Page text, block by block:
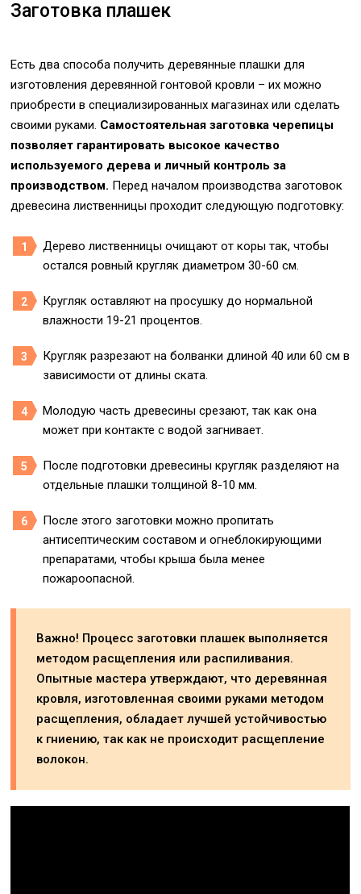
Заготовка плашек
Есть два способа получить деревянные плашки для
изготовления деревянной гонтовой кровли – их можно
приобрести в специализированных магазинах или сделать
своими руками. Самостоятельная заготовка черепицы
позволяет гарантировать высокое качество
используемого дерева и личный контроль за
производством. Перед началом производства заготовок
древесина лиственницы проходит следующую подготовку:
Дерево лиственницы очищают от коры так, чтобы
остался ровный кругляк диаметром 30-60 см.
Кругляк оставляют на просушку до нормальной
влажности 19-21 процентов.
Кругляк разрезают на болванки длиной 40 или 60 см в
зависимости от длины ската.
Молодую часть древесины срезают, так как она
может при контакте с водой загнивает.
После подготовки древесины кругляк разделяют на
отдельные плашки толщиной 8-10 мм.
После этого заготовки можно пропитать
антисептическим составом и огнеблокирующими
препаратами, чтобы крыша была менее
пожароопасной.
Важно! Процесс заготовки плашек выполняется
методом расщепления или распиливания.
Опытные мастера утверждают, что деревянная
кровля, изготовленная своими руками методом
расщепления, обладает лучшей устойчивостью
к гниению, так как не происходит расщепление
волокон.